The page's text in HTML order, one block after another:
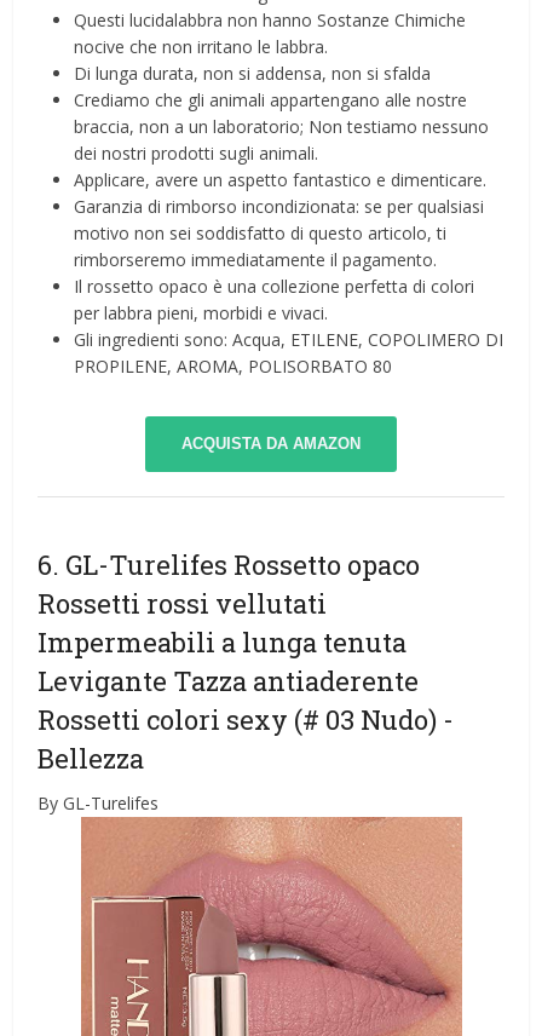
Questi lucidalabbra non hanno Sostanze Chimiche
nocive che non irritano le labbra.
Di lunga durata, non si addensa, non si sfalda
Crediamo che gli animali appartengano alle nostre
braccia, non a un laboratorio; Non testiamo nessuno
dei nostri prodotti sugli animali.
Applicare, avere un aspetto fantastico e dimenticare.
Garanzia di rimborso incondizionata: se per qualsiasi
motivo non sei soddisfatto di questo articolo, ti
rimborseremo immediatamente il pagamento.
Il rossetto opaco è una collezione perfetta di colori
per labbra pieni, morbidi e vivaci.
Gli ingredienti sono: Acqua, ETILENE, COPOLIMERO DI
PROPILENE, AROMA, POLISORBATO 80
ACQUISTA DA AMAZON
6. GL-Turelifes Rossetto opaco
Rossetti rossi vellutati
Impermeabili a lunga tenuta
Levigante Tazza antiaderente
Rossetti colori sexy (# 03 Nudo) -
Bellezza
By GL-Turelifes